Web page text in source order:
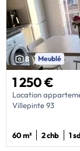
8 Meublé
1 250 €
Location
Villepinte 93
60 m² 2 chb 1